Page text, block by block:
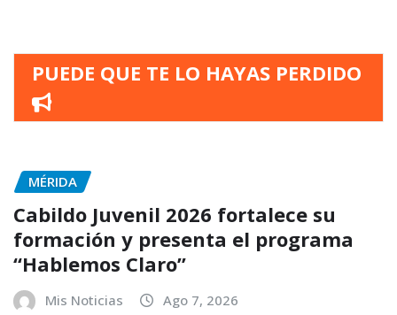
PUEDE QUE TE LO HAYAS PERDIDO
MÉRIDA
Cabildo Juvenil 2026 fortalece su
formación y presenta el programa
“Hablemos Claro”
Mis Noticias Ago 7, 2026